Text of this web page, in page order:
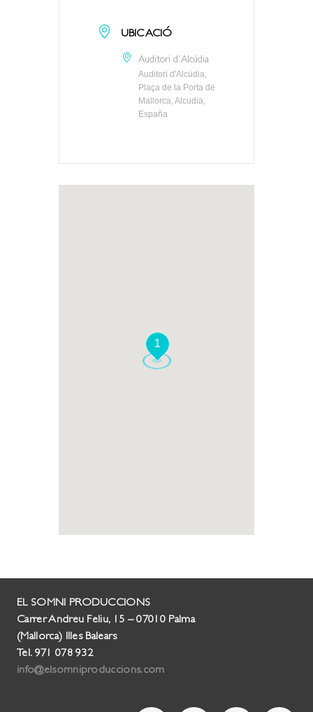
UBICACIÓ
Auditori d'Alcúdia
Auditori d'Alcúdia,
Plaça de la Porta de
Mallorca, Alcudia,
España
1
EL SOMNI PRODUCCIONS
Carrer Andreu Feliu, 15 – 07010 Palma
(Mallorca) Illes Balears
Tel. 971 078 932
info@elsomniproduccions.com